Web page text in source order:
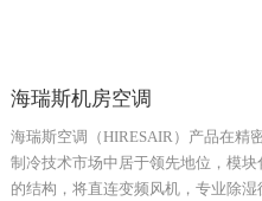
海瑞斯机房空调
海瑞斯空调（HIRESAIR）产品在精
制冷技术市场中居于领先地位，模块
的结构，将直连变频风机，专业除湿